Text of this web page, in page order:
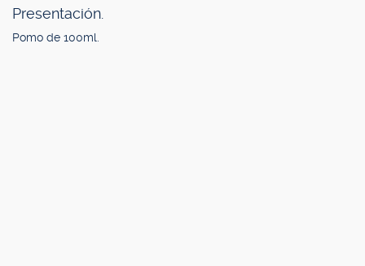
Presentación.
Pomo de 100ml.